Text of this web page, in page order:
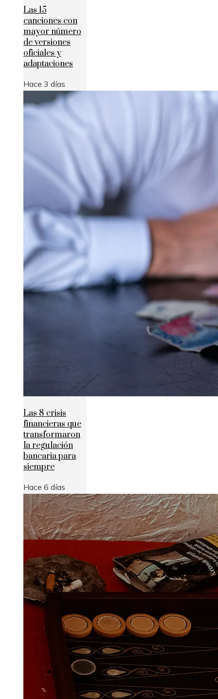
Las 15
canciones con
mayor número
de versiones
oficiales y
adaptaciones
Hace 3 días
Las 8 crisis
financieras que
transformaron
la regulación
bancaria para
siempre
Hace 6 días